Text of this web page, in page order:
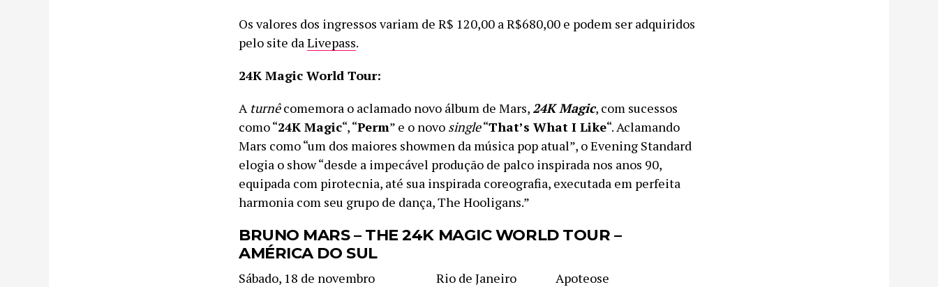
Os valores dos ingressos variam de R$ 120,00 a R$680,00 e podem ser adquiridos
pelo site daLivepass.
24K Magic World Tour:
A turnêcomemora o aclamado novo álbum de Mars, 24K Magic, com sucessos
como “24K Magic“, “Perm” e o novo single“That’s What I Like“. Aclamando
Mars como “um dos maiores showmen da música pop atual”, o Evening Standard
elogia o show “desde a impecável produção de palco inspirada nos anos 90,
equipada com pirotecnia, até sua inspirada coreografia, executada em perfeita
harmonia com seu grupo de dança, The Hooligans.”
BRUNO MARS – THE 24K MAGIC WORLD TOUR –
AMÉRICA DO SUL
Sábado, 18 de novembro Rio de Janeiro Apoteose